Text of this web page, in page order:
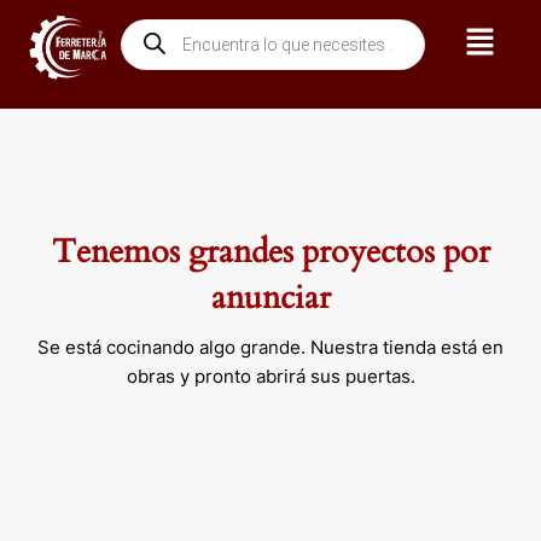
contenido
Búsqueda
de
productos
Menú
Tenemos grandes proyectos por
anunciar
Se está cocinando algo grande. Nuestra tienda está en
obras y pronto abrirá sus puertas.